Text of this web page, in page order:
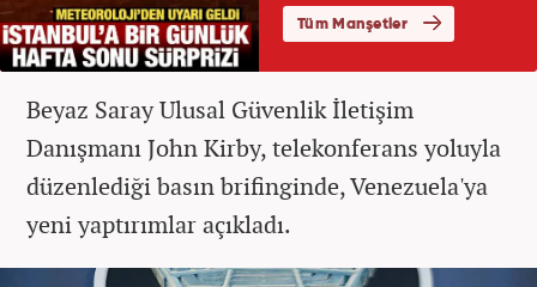
Beyaz Saray Ulusal Güvenlik İletişim
Danışmanı John Kirby, telekonferans yoluyla
düzenlediği basın brifinginde, Venezuela'ya
yeni yaptırımlar açıkladı.